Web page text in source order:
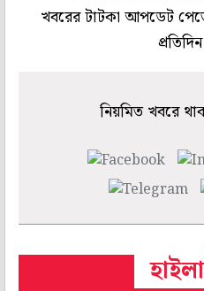
খবরের টাটকা আপডেট
নিয়মিত খবরে